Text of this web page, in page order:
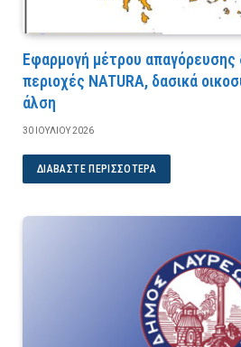
Εφαρμογή μέτρου απαγόρευσης
περιοχές NATURA, δασικά
άλση
30 ΙΟΥΛΊΟΥ 2026
ΔΙΑΒΆΣΤΕ ΠΕΡΙΣΣΌΤΕΡΑ